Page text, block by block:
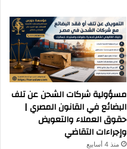
مسؤولية شركات الشحن عن تلف
البضائع في القانون المصري |
حقوق العملاء والتعويض
وإجراءات التقاضي
منذ 4 أسابيع